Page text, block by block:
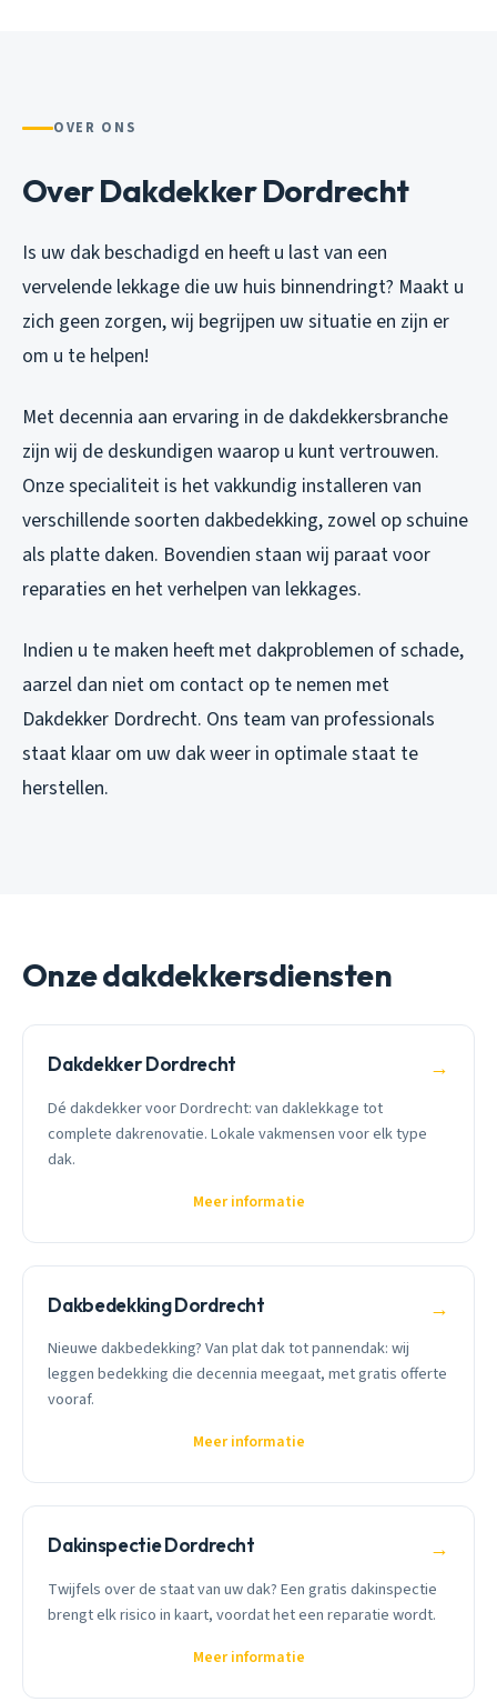
OVER ONS
Over Dakdekker Dordrecht
Is uw dak beschadigd en heeft u last van een
vervelende lekkage die uw huis binnendringt? Maakt u
zich geen zorgen, wij begrijpen uw situatie en zijn er
om u te helpen!
Met decennia aan ervaring in de dakdekkersbranche
zijn wij de deskundigen waarop u kunt vertrouwen.
Onze specialiteit is het vakkundig installeren van
verschillende soorten dakbedekking, zowel op schuine
als platte daken. Bovendien staan wij paraat voor
reparaties en het verhelpen van lekkages.
Indien u te maken heeft met dakproblemen of schade,
aarzel dan niet om contact op te nemen met
Dakdekker Dordrecht. Ons team van professionals
staat klaar om uw dak weer in optimale staat te
herstellen.
Onze dakdekkersdiensten
Dakdekker Dordrecht →
Dé dakdekker voor Dordrecht: van daklekkage tot
complete dakrenovatie. Lokale vakmensen voor elk type
dak.
Meer informatie
Dakbedekking Dordrecht →
Nieuwe dakbedekking? Van plat dak tot pannendak: wij
leggen bedekking die decennia meegaat, met gratis offerte
vooraf.
Meer informatie
Dakinspectie Dordrecht →
Twijfels over de staat van uw dak? Een gratis dakinspectie
brengt elk risico in kaart, voordat het een reparatie wordt.
Meer informatie